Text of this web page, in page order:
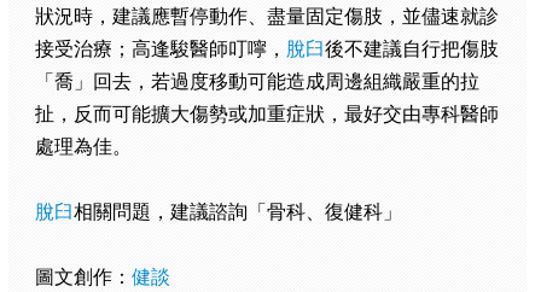
狀況時，建議應暫停動作、盡量固定傷肢，並儘速就診
接受治療；高逢駿醫師叮嚀， 脫臼後不建議自行把傷肢
「喬」回去，若過度移動可能造成周邊組織嚴重的拉
扯，反而可能擴大傷勢或加重症狀，最好交由專科醫師
處理為佳。
脫臼相關問題，建議諮詢「骨科、復健科」
圖文創作： 健談